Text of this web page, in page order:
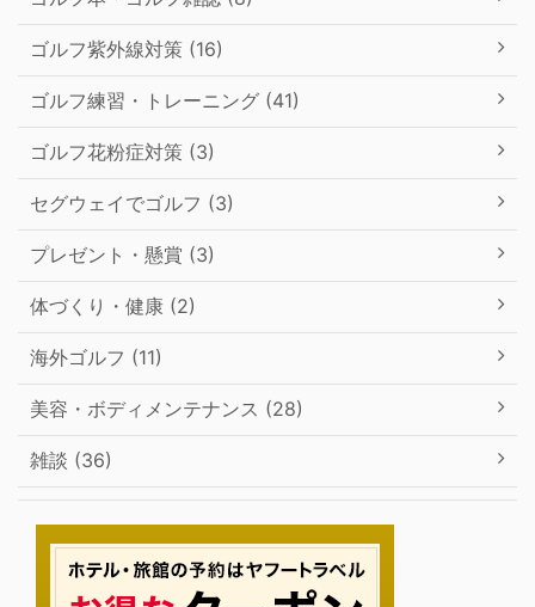
ゴルフ紫外線対策 (16)
ゴルフ練習・トレーニング (41)
ゴルフ花粉症対策 (3)
セグウェイでゴルフ (3)
プレゼント・懸賞 (3)
体づくり・健康 (2)
海外ゴルフ (11)
美容・ボディメンテナンス (28)
雑談 (36)